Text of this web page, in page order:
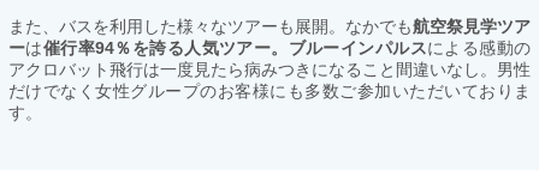
また、バスを利用した様々なツアーも展開。なかでも航空祭見学ツア
ーは催行率94％を誇る人気ツアー。ブルーインパルスによる感動の
アクロバット飛行は一度見たら病みつきになること間違いなし。男性
だけでなく女性グループのお客様にも多数ご参加いただいておりま
す。